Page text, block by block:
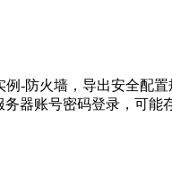
-防火墙，导出安全配
器账号密码登录，可